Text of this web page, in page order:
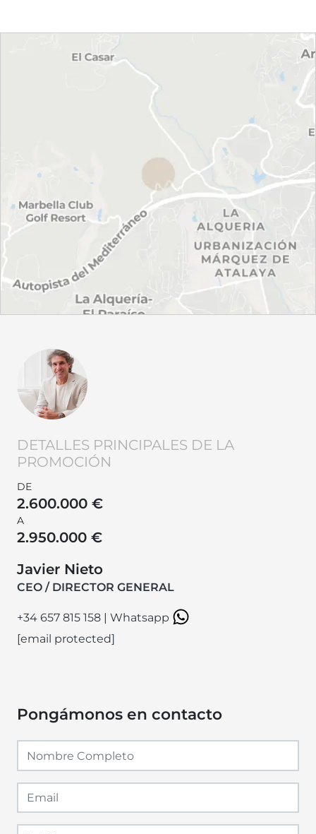
DETALLES PRINCIPALES DE LA
PROMOCIÓN
DE
2.600.000 €
A
2.950.000 €
Javier Nieto
CEO / DIRECTOR GENERAL
+34 657 815 158
Whatsapp
[email protected]
Pongámonos en contacto